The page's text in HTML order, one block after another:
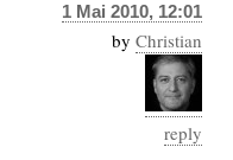
1 Mai 2010, 12:01
by Christian
reply